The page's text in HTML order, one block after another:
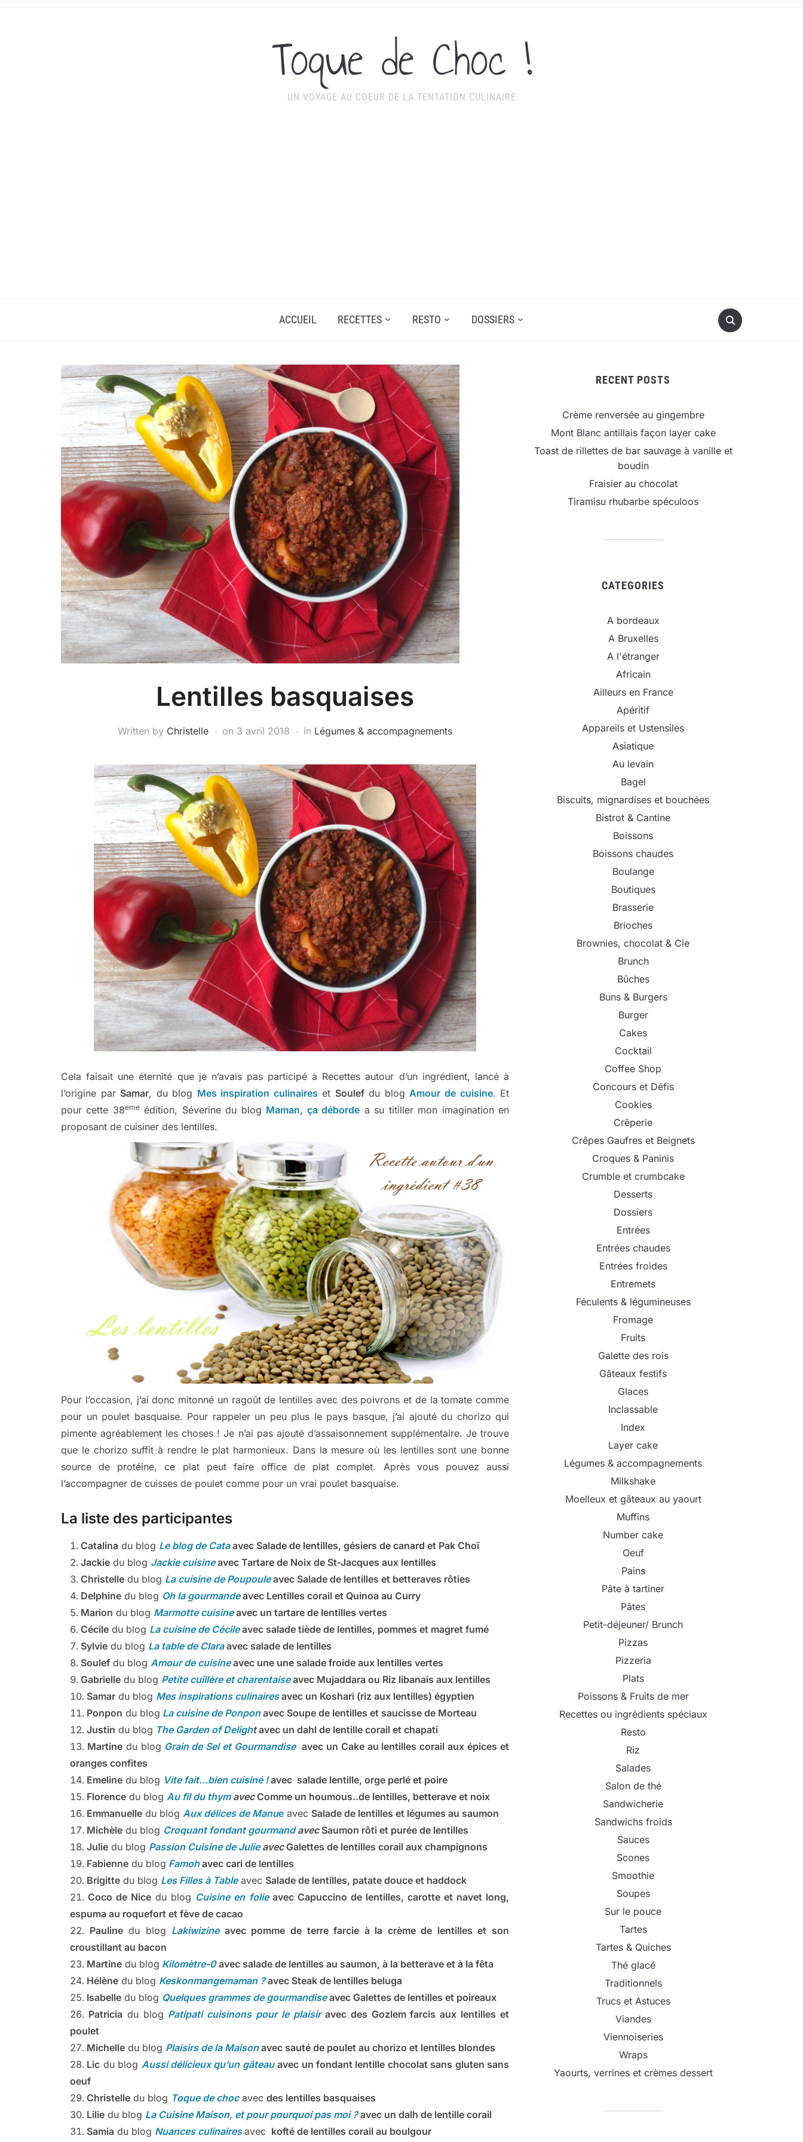
Toque de Choc !
UN VOYAGE AU COEUR DE LA TENTATION CULINAIRE
ACCUEIL RECETTES RESTO DOSSIERS
Lentilles basquaises
Written by Christelle on 3 avril 2018 in Légumes & accompagnements
Cela faisait une éternité que je n’avais pas participé à Recettes autour d’un ingrédient, lancé à
l’origine par Samar, du blog Mes inspiration culinaires et Soulefdu blog Amour de cuisine. Et
pour cette 38emeédition, Séverine du blog Maman, ça déborde a su titiller mon imagination en
proposant de cuisiner des lentilles.
Pour l’occasion, j’ai donc mitonné un ragoût de lentilles avec des poivrons et de la tomate comme
pour un poulet basquaise. Pour rappeler un peu plus le pays basque, j’ai ajouté du chorizo qui
pimente agréablement les choses ! Je n’ai pas ajouté d’assaisonnement supplémentaire. Je trouve
que le chorizo suffit à rendre le plat harmonieux. Dans la mesure où les lentilles sont une bonne
source de protéine, ce plat peut faire office de plat complet. Après vous pouvez aussi
l’accompagner de cuisses de poulet comme pour un vrai poulet basquaise.
La liste des participantes
Catalina du blog Le blog de Cata avec Salade de lentilles, gésiers de canard et Pak Choï
Jackie du blog Jackie cuisineavec Tartare de Noix de St-Jacques aux lentilles
Christelle du blog La cuisine de Poupouleavec Salade de lentilles et betteraves rôties
Delphine du blog Oh la gourmandeavec Lentilles corail et Quinoa au Curry
Marion du blog Marmotte cuisineavec un tartare de lentilles vertes
Cécile du blog La cuisine de Cécileavec salade tiède de lentilles, pommes et magret fumé
Sylvie du blog La table de Claraavec salade de lentilles
Soulef du blog Amour de cuisine avec une une salade froide aux lentilles vertes
Gabrielle du blog Petite cuillère et charentaiseavec Mujaddara ou Riz libanais aux lentilles
Samar du blog Mes inspirations culinairesavec un Koshari (riz aux lentilles) égyptien
Ponpon du blog La cuisine de Ponponavec Soupe de lentilles et saucisse de Morteau
Justin du blog The Garden of Delightavec un dahl de lentille corail et chapati
Martinedu blog Grain de Sel et Gourmandise avec un Cake au lentilles corail aux épices et
oranges confites
Emeline du blog Vite fait…bien cuisiné !avec salade lentille, orge perlé et poire
Florence du blog Au fil du thym avecComme un houmous..de lentilles, betterave et noix
Emmanuelle du blog Aux délices de Manue avec Salade de lentilles et légumes au saumon
Michèle du blog Croquant fondant gourmandavec Saumon rôti et purée de lentilles
Julie du blog Passion Cuisine de Julieavec Galettes de lentilles corail aux champignons
Fabienne du blog Famohavec cari de lentilles
Brigitte du blog Les Filles à Tableavec Salade de lentilles, patate douce et haddock
Coco de Nice du blog Cuisine en folie avec Capuccino de lentilles, carotte et navet long,
espuma au roquefort et fève de cacao
Paulinedu blog Lakiwizine avec pomme de terre farcie à la crème de lentilles et son
croustillant au bacon
Martine du blog Kilomètre-0avec salade de lentilles au saumon, à la betterave et à la fêta
Hélène du blog Keskonmangemaman ?avec Steak de lentilles beluga
Isabelle du blog Quelques grammes de gourmandise avec Galettes de lentilles et poireaux
Patricia du blog Patipati cuisinons pour le plaisiravec des Gozlem farcis aux lentilles et
poulet
Michelle du blog Plaisirs de la Maisonavec sauté de poulet au chorizo et lentilles blondes
Lic du blog Aussi délicieux qu’un gâteau avec un fondant lentille chocolat sans gluten sans
oeuf
Christelle du blog Toque de chocavec des lentilles basquaises
Lilie du blog La Cuisine Maison, et pour pourquoi pas moi ?avec un dalh de lentille corail
Samia du blog Nuances culinaires avec kofté de lentilles corail au boulgour
RECENT POSTS
Crème renversée au gingembre
Mont Blanc antillais façon layer cake
Toast de rillettes de bar sauvage à vanille et
boudin
Fraisier au chocolat
Tiramisu rhubarbe spéculoos
CATEGORIES
A bordeaux
A Bruxelles
A l'étranger
Africain
Ailleurs en France
Apéritif
Appareils et Ustensiles
Asiatique
Au levain
Bagel
Biscuits, mignardises et bouchées
Bistrot & Cantine
Boissons
Boissons chaudes
Boulange
Boutiques
Brasserie
Brioches
Brownies, chocolat & Cie
Brunch
Bûches
Buns & Burgers
Burger
Cakes
Cocktail
Coffee Shop
Concours et Défis
Cookies
Crêperie
Crêpes Gaufres et Beignets
Croques & Paninis
Crumble et crumbcake
Desserts
Dossiers
Entrées
Entrées chaudes
Entrées froides
Entremets
Féculents & légumineuses
Fromage
Fruits
Galette des rois
Gâteaux festifs
Glaces
Inclassable
Index
Layer cake
Légumes & accompagnements
Milkshake
Moelleux et gâteaux au yaourt
Muffins
Number cake
Oeuf
Pains
Pâte à tartiner
Pâtes
Petit-déjeuner/ Brunch
Pizzas
Pizzeria
Plats
Poissons & Fruits de mer
Recettes ou ingrédients spéciaux
Resto
Riz
Salades
Salon de thé
Sandwicherie
Sandwichs froids
Sauces
Scones
Smoothie
Soupes
Sur le pouce
Tartes
Tartes & Quiches
Thé glacé
Traditionnels
Trucs et Astuces
Viandes
Viennoiseries
Wraps
Yaourts, verrines et crèmes dessert